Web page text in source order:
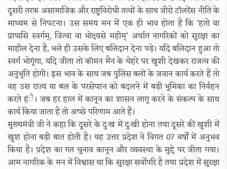
दूसरी तरफ असामाजिक और राष्ट्रविरोधी तत्वों के साथ जीरो टॉलरेंस नीति के
माध्यम से निपटना। उस समय मन में एक ही भाव होता है कि ‘हतो वा
प्राप्यसि स्वर्गम्, जित्वा वा भोक्ष्यसे महीम्’ अर्थात नागरिकों को सुरक्षा का
माहौल देना है, भले ही उसके लिए बलिदान देना पड़े। यदि बलिदान हुआ तो
स्वर्ग भोगूंगा, यदि जीता तो काॅमन मैन के चेहरे पर खुशी देखकर राजत्व की
अनुभूति होगी। इस भाव के साथ जब पुलिस बलों के जवान कार्य करते हैं तो
वह उस राज्य या बल के परसेप्शन को बदलने में बड़ी भूमिका का निर्वहन
करते हंै। जब हर हाल में कानून का शासन लागू करने के संकल्प के साथ
कार्य किया जाता है तो अच्छे परिणाम आते हैं।
मुख्यमंत्री जी ने कहा कि दूसरे के दुःख में दुःखी होना तथा दूसरे की खुशी में
खुश होना बड़ी बात होती है। यह उत्तर प्रदेश ने विगत 07 वर्षों में अनुभव
किया है। प्रदेश का गत चुनाव कानून और व्यवस्था के मुद्दे पर जीता गया।
आम नागरिक के मन में विश्वास था कि सुरक्षा सर्वोपरि है तथा प्रदेश में सुरक्षा